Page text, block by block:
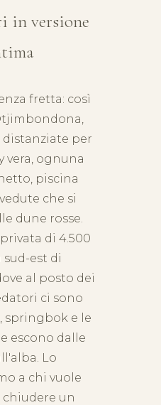
in versione
fretta: così
per
vera, ognuna
piscina
che si
dune rosse.
di 4.500
sud-est di
al posto dei
ci sono
springbok e le
escono dalle
Lo
a chi vuole
chiudere un